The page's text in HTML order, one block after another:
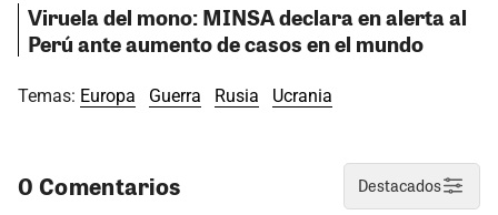
Viruela del mono: MINSA declara en alerta al
Perú ante aumento de casos en el mundo
Temas: Europa Guerra Rusia Ucrania
0 Comentarios Destacados